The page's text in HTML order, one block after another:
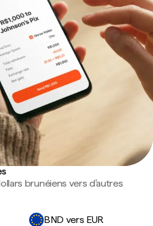
brunéiens vers d'autres
BND vers EUR